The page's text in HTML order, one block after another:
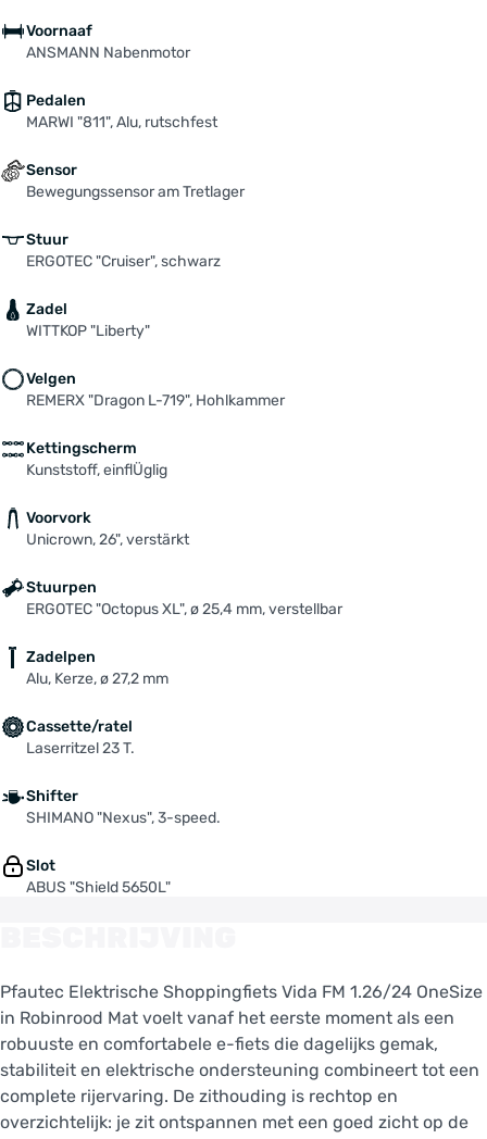
Voornaaf
ANSMANN Nabenmotor
Pedalen
MARWI "811", Alu, rutschfest
Sensor
Bewegungssensor am Tretlager
Stuur
ERGOTEC "Cruiser", schwarz
Zadel
WITTKOP "Liberty"
Velgen
REMERX "Dragon L-719", Hohlkammer
Kettingscherm
Kunststoff, einflÜglig
Voorvork
Unicrown, 26", verstärkt
Stuurpen
ERGOTEC "Octopus XL", ø 25,4 mm, verstellbar
Zadelpen
Alu, Kerze, ø 27,2 mm
Cassette/ratel
Laserritzel 23 T.
Shifter
SHIMANO "Nexus", 3-speed.
Slot
ABUS "Shield 5650L"
Pfautec Elektrische Shoppingfiets Vida FM 1.26/24 OneSize
in Robinrood Mat voelt vanaf het eerste moment als een
robuuste en comfortabele e-fiets die dagelijks gemak,
stabiliteit en elektrische ondersteuning combineert tot een
complete rijervaring. De zithouding is rechtop en
overzichtelijk: je zit ontspannen met een goed zicht op de